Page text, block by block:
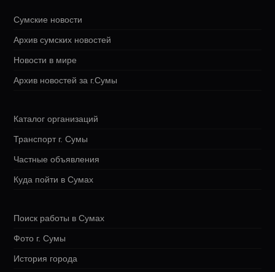
Сумские новости
Архив сумских новостей
Новости в мире
Архив новостей за г.Сумы
Каталог организаций
Транспорт г. Сумы
Частные объявления
Куда пойти в Сумах
Поиск работы в Сумах
Фото г. Сумы
История города